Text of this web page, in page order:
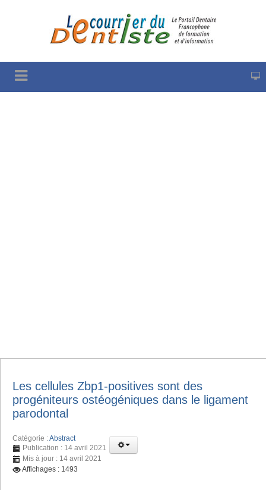
Les cellules Zbp1-positives sont des
progéniteurs ostéogéniques dans le ligament
parodontal
Catégorie :Abstract
Publication : 14 avril 2021
Mis à jour : 14 avril 2021
Affichages : 1493